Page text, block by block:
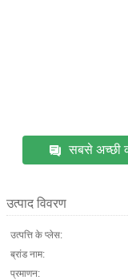
सबसे अच्छी
उत्पाद विवरण
उत्पत्ति के प्लेस:
ब्रांड नाम:
प्रमाणन: